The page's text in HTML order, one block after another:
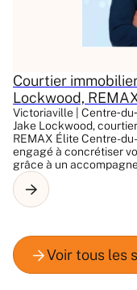
Courtier
Lockwood,
Victoriaville |
Jake Lockwood,
REMAX Élite Centre-
engagé à concrétiser
grâce à un